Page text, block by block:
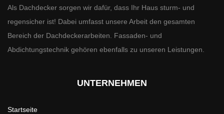
Als Dachdecker sorgen wir dafür, dass Ihr Haus sturm- und
regensicher ist! Dabei umfasst unsere Arbeit den gesamten
Bereich der Dachdeckerarbeiten. Fassaden- und
Abdichtungstechnik gehören ebenfalls zu unseren Leistungen.
UNTERNEHMEN
Startseite